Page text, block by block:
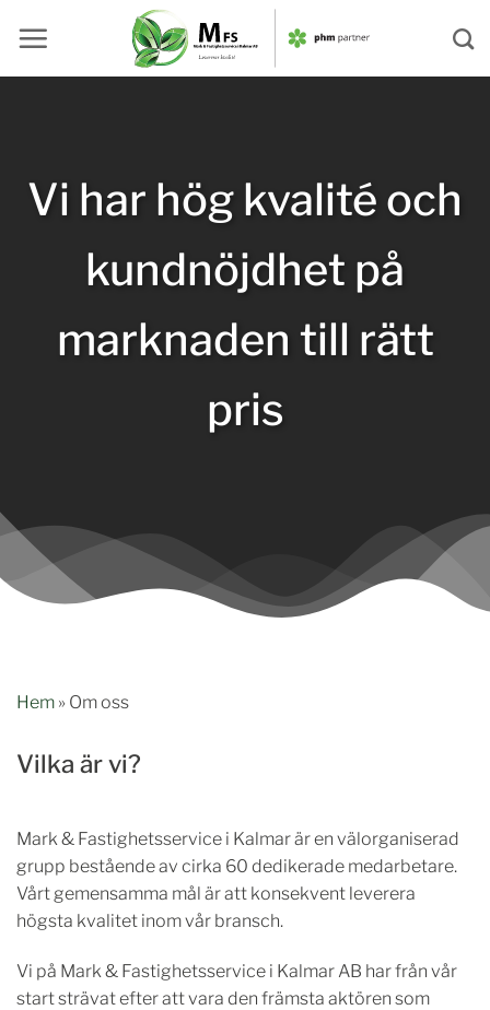
Vi har hög kvalité och
kundnöjdhet på
marknaden till rätt
pris
Hem » Om oss
Vilka är vi?
Mark & Fastighetsservice i Kalmar är en välorganiserad
grupp bestående av cirka 60 dedikerade medarbetare.
Vårt gemensamma mål är att konsekvent leverera
högsta kvalitet inom vår bransch.
Vi på Mark & Fastighetsservice i Kalmar AB har från vår
start strävat efter att vara den främsta aktören som